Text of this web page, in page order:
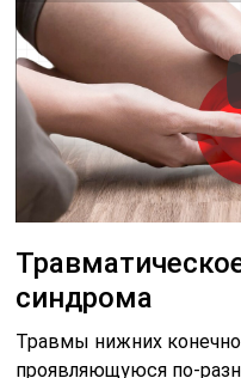
синдрома
Травмы нижних
проявляющуюся по-